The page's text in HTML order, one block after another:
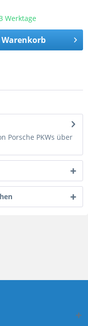
Werktage
Warenkorb
Porsche PKWs über